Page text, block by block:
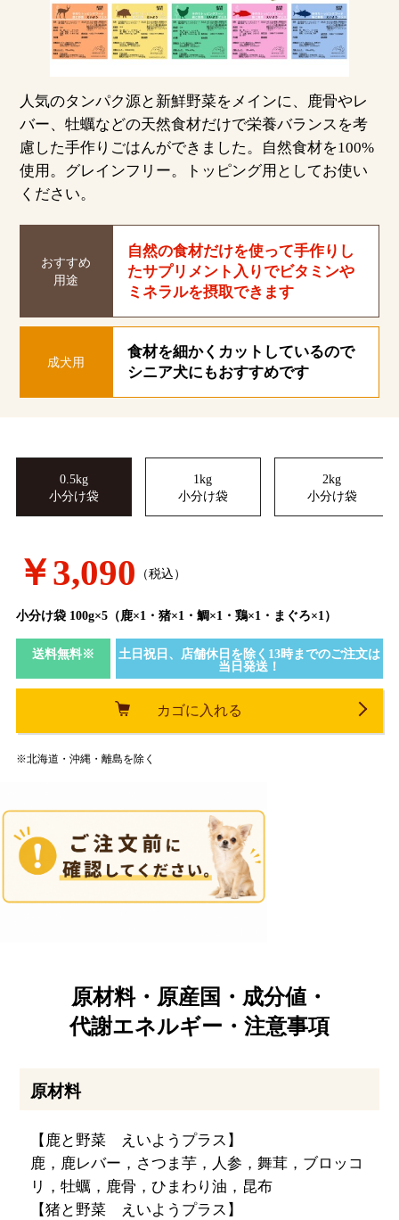
人気のタンパク源と新鮮野菜をメインに、鹿骨やレ
バー、牡蠣などの天然食材だけで栄養バランスを考
慮した手作りごはんができました。自然食材を100%
使用。グレインフリー。トッピング用としてお使い
ください。
おすすめ
用途
自然の食材だけを使って手作りし
たサプリメント入りでビタミンや
ミネラルを摂取できます
成犬用
食材を細かくカットしているので
シニア犬にもおすすめです
0.5kg
小分け袋
1kg
小分け袋
2kg
小分け袋
￥3,090 （税込）
小分け袋 100g×5（鹿×1・猪×1・鯛×1・鶏×1・まぐろ×1）
送料無料※
土日祝日、店舗休日を除く13時までのご注文は
当日発送！
カゴに入れる
※北海道・沖縄・離島を除く
原材料・原産国・成分値・
代謝エネルギー・注意事項
原材料
【鹿と野菜 えいようプラス】
鹿，鹿レバー，さつま芋，人参，舞茸，ブロッコ
リ，牡蠣，鹿骨，ひまわり油，昆布
【猪と野菜 えいようプラス】